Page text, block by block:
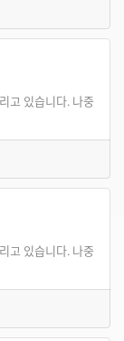
고 있습니다. 나중
고 있습니다. 나중